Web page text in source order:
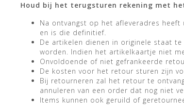
Houd bij het terugsturen rekening met
Na ontvangst op het afleveradres
en is die definitief.
De artikelen dienen in originele staat
worden. Indien het artikelkaartje niet
Onvoldoende of niet gefrankeerde
De kosten voor het retour sturen zijn
Bij retourneren zal het retour te
annuleren van een order dat nog niet
Items kunnen ook geruild of